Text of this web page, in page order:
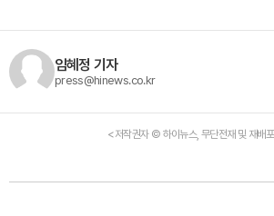
임혜정 기자
press@hinews.co.kr
<저작권자 © 하이뉴스, 무단전재 및 재배